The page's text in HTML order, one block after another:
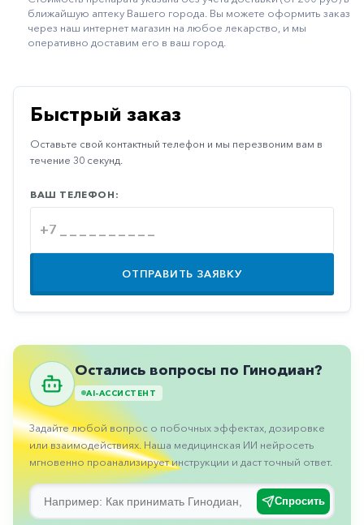
Метаболизм
Наружные
средства
Неврологические
Офтальмология
Паркинсон
Противоаллергические
Противовирусные
Противоопухолевые
Противоподагрические
Противорвотные
Противоэпилептические
Прочее
ближайшую аптеку Вашего города. Вы можете оформить заказ
через наш интернет магазин на любое лекарство, и мы
оперативно доставим его в ваш город.
Быстрый заказ
Оставьте свой контактный телефон и мы перезвоним вам в
течение 30 секунд.
ВАШ ТЕЛЕФОН:
ОТПРАВИТЬ ЗАЯВКУ
Остались вопросы по Гинодиан?
AI-АССИСТЕНТ
Задайте любой вопрос о побочных эффектах, дозировке
или взаимодействиях. Наша медицинская ИИ нейросеть
мгновенно проанализирует инструкции и даст точный ответ.
Спросить